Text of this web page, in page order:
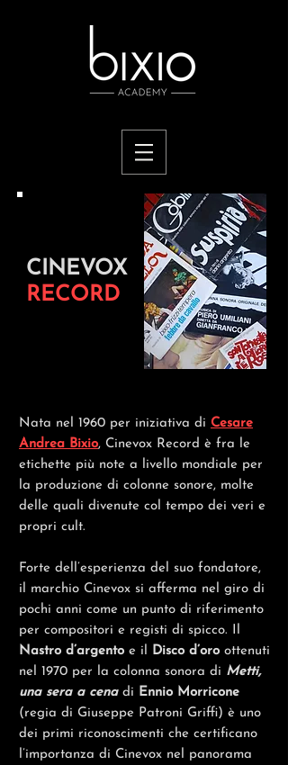
CINEVOX
RECORD
Nata nel 1960 per iniziativa di Cesare
Andrea Bixio, Cinevox Record è fra le
etichette più note a livello mondiale per
la produzione di colonne sonore, molte
delle quali divenute col tempo dei veri e
propri cult.
Forte dell’esperienza del suo fondatore,
il marchio Cinevox si afferma nel giro di
pochi anni come un punto di riferimento
per compositori e registi di spicco. Il
Nastro d’argento e il Disco d’oro ottenuti
nel 1970 per la colonna sonora di Metti,
una sera a cenadi Ennio Morricone
(regia di Giuseppe Patroni Griffi) è uno
dei primi riconoscimenti che certificano
l’importanza di Cinevox nel panorama